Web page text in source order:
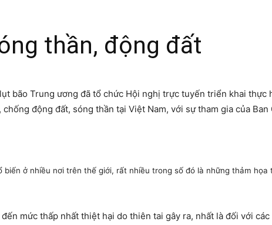
thần, động đất
bão Trung ương đã tổ chức Hội nghị trực tuyến triển khai thực
động đất, sóng thần tại Việt Nam, với sự tham gia của
ở nhiều nơi trên thế giới, rất nhiều trong số đó là những thảm họa
mức thấp nhất thiệt hại do thiên tai gây ra, nhất là đối với